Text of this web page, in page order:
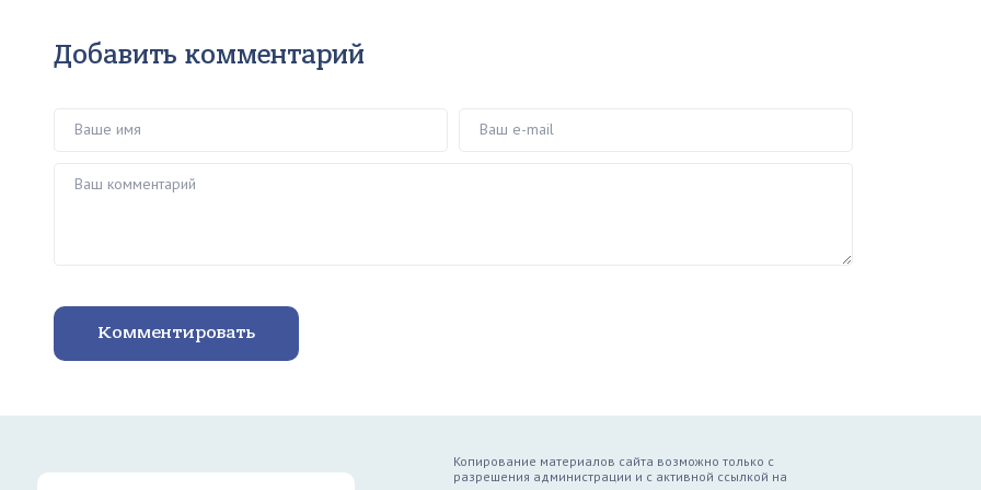
Добавить комментарий
Комментировать
Копирование материалов сайта возможно только с
разрешения администрации и с активной ссылкой на